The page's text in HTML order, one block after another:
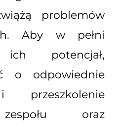
problemów
Aby w pełni
ich potencjał,
o odpowiednie
przeszkolenie
oraz